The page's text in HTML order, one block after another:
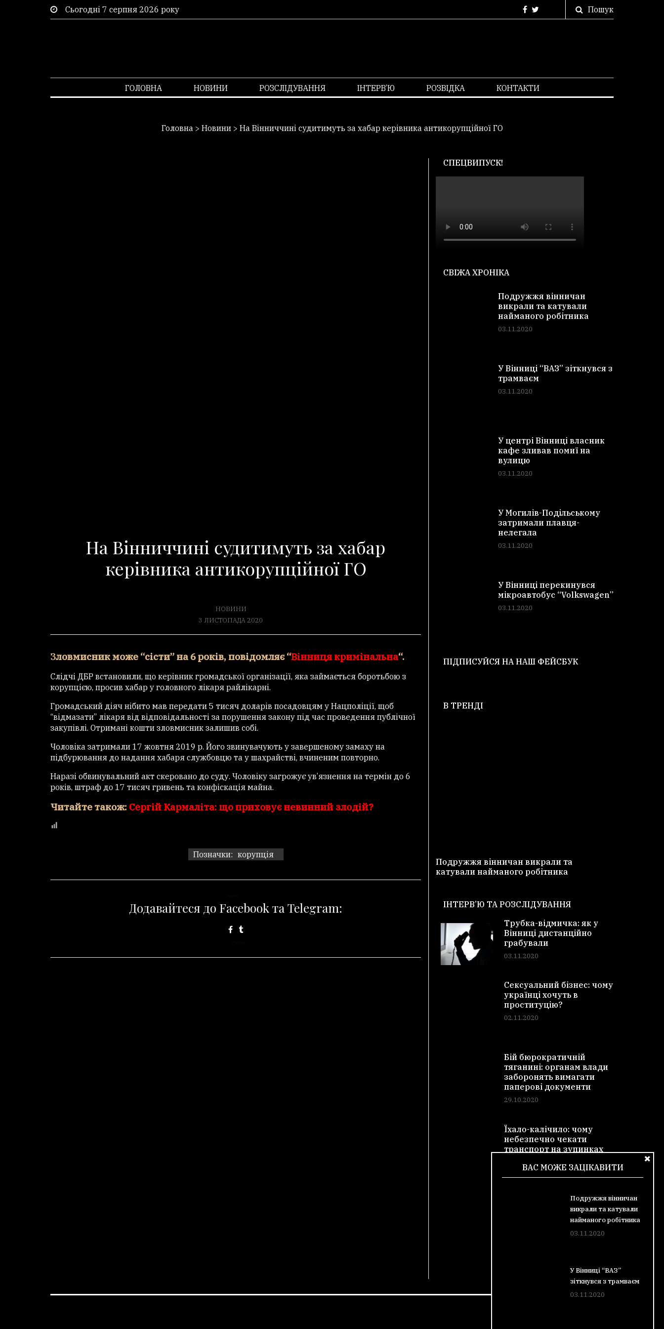
Сьогодні 7 серпня 2026 року Пошук
ГОЛОВНА НОВИНИ РОЗСЛІДУВАННЯ ІНТЕРВ’Ю РОЗВІДКА КОНТАКТИ
Головна > Новини > На Вінниччині судитимуть за хабар керівника антикорупційної ГО
На Вінниччині судитимуть за хабар
керівника антикорупційної ГО
НОВИНИ
3 ЛИСТОПАДА 2020
Зловмисник може “сісти” на 6 років, повідомляє “Вінниця кримінальна“.
Слідчі ДБР встановили, що керівник громадської організації, яка займається боротьбою з
корупцією, просив хабар у головного лікаря райлікарні.
Громадський діяч нібито мав передати 5 тисяч доларів посадовцям у Нацполіції, щоб
“відмазати” лікаря від відповідальності за порушення закону під час проведення публічної
закупівлі. Отримані кошти зловмисник залишив собі.
Чоловіка затримали 17 жовтня 2019 р. Його звинувачують у завершеному замаху на
підбурювання до надання хабаря службовцю та у шахрайстві, вчиненим повторно.
Наразі обвинувальний акт скеровано до суду. Чоловіку загрожує ув’язнення на термін до 6
років, штраф до 17 тисяч гривень та конфіскація майна.
Читайте також: Сергій Кармаліта: що приховує невинний злодій?
Позначки: корупція
Додавайтеся до Facebook та Telegram:
ВАС МОЖЕ ЗАЦІКАВИТИ
Подружжя вінничан
викрали та катували
найманого робітника
03.11.2020
У Вінниці “ВАЗ”
зіткнувся з трамваєм
03.11.2020
СПЕЦВИПУСК!
СВІЖА ХРОНІКА
Подружжя вінничан
викрали та катували
найманого робітника
03.11.2020
У Вінниці “ВАЗ” зіткнувся з
трамваєм
03.11.2020
У центрі Вінниці власник
кафе зливав помиї на
вулицю
03.11.2020
У Могилів-Подільському
затримали плавця-
нелегала
03.11.2020
У Вінниці перекинувся
мікроавтобус “Volkswagen”
03.11.2020
ПІДПИСУЙСЯ НА НАШ ФЕЙСБУК
В ТРЕНДІ
Подружжя вінничан викрали та
катували найманого робітника
ІНТЕРВ’Ю ТА РОЗСЛІДУВАННЯ
Трубка-відмичка: як у
Вінниці дистанційно
грабували
03.11.2020
Сексуальний бізнес: чому
українці хочуть в
проституцію?
02.11.2020
Бій бюрократичній
тяганині: органам влади
заборонять вимагати
паперові документи
29.10.2020
Їхало-калічило: чому
небезпечно чекати
транспорт на зупинках
опалювальним сезоном:
українцям пояснили
схему погашення